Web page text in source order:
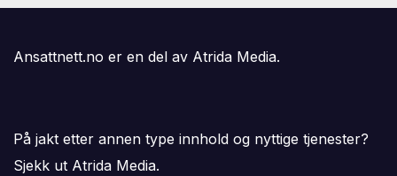
Ansattnett.no er en del av Atrida Media.
På jakt etter annen type innhold og nyttige tjenester?
Sjekk ut Atrida Media.